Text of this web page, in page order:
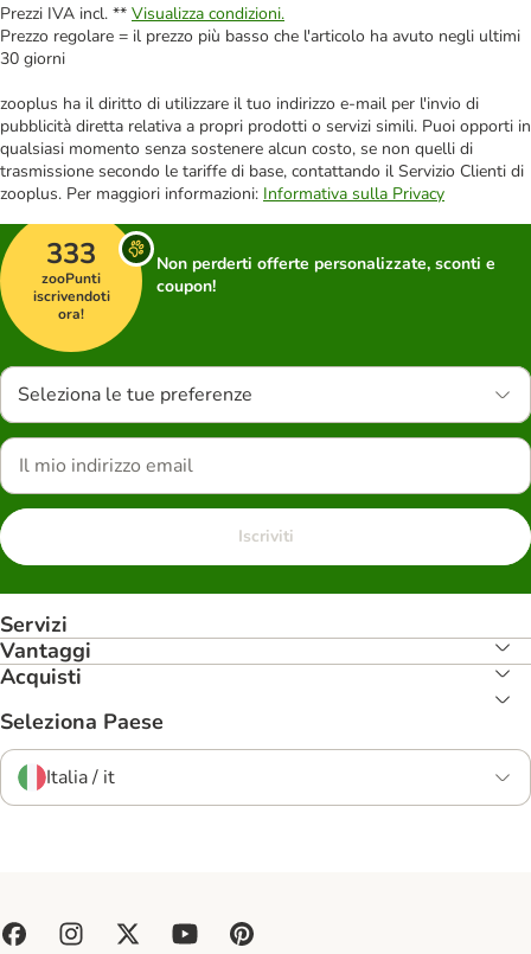
Prezzi IVA incl. ** Visualizza condizioni.
Prezzo regolare = il prezzo più basso che l'articolo ha avuto negli ultimi
30 giorni
zooplus ha il diritto di utilizzare il tuo indirizzo e-mail per l'invio di
pubblicità diretta relativa a propri prodotti o servizi simili. Puoi opporti in
qualsiasi momento senza sostenere alcun costo, se non quelli di
trasmissione secondo le tariffe di base, contattando il Servizio Clienti di
zooplus. Per maggiori informazioni: Informativa sulla Privacy
333
zooPunti
iscrivendoti
ora!
Non perderti offerte personalizzate, sconti e
coupon!
Seleziona le tue preferenze
Iscriviti
Servizi
Vantaggi
Acquisti
Seleziona Paese
Italia / it